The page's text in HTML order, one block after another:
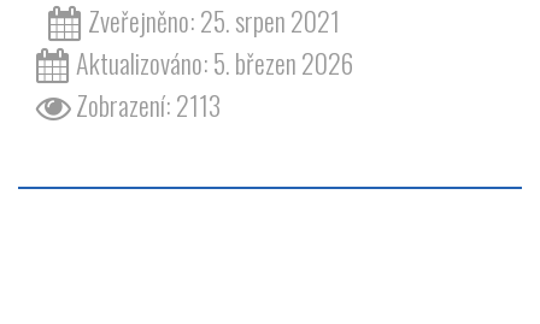
Zveřejněno: 25. srpen 2021
Aktualizováno: 5. březen 2026
Zobrazení: 2113